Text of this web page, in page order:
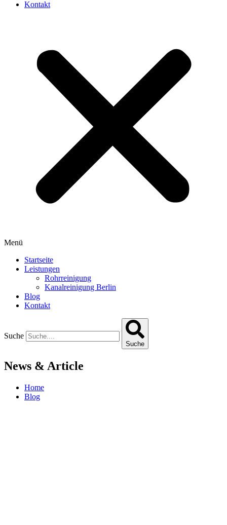
Kontakt
Menü
Startseite
Leistungen
Rohrreinigung
Kanalreinigung Berlin
Blog
Kontakt
Suche
Suche
News & Article
Home
Blog